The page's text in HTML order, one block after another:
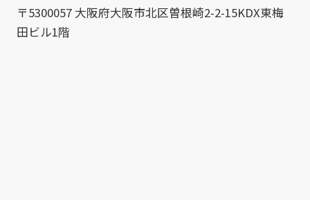
〒5300057 大阪府大阪市北区曽根崎2-2-15KDX東梅
田ビル1階